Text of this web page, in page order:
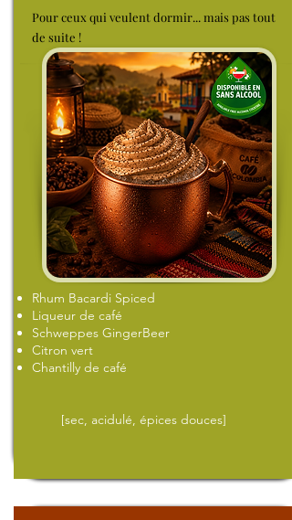
Pour ceux qui veulent dormir... mais pas tout
de suite !
Rhum Bacardi Spiced
Liqueur de café
Schweppes GingerBeer
Citron vert
Chantilly de café
[sec, acidulé, épices douces]